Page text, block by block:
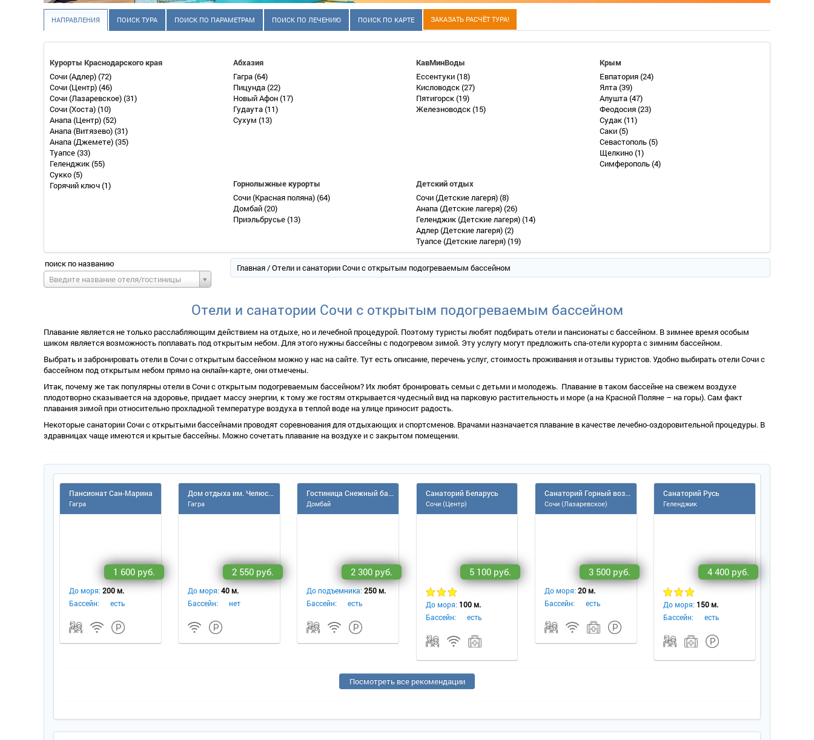
НАПРАВЛЕНИЯ ПОИСК ТУРА ПОИСК ПО ПАРАМЕТРАМ ПОИСК ПО ЛЕЧЕНИЮ ПОИСК ПО КАРТЕ ЗАКАЗАТЬ РАСЧЁТ ТУРА!
Курорты Краснодарского края
Сочи (Адлер)(72)
Сочи (Центр)(46)
Сочи (Лазаревское)(31)
Сочи (Хоста)(10)
Анапа (Центр)(52)
Анапа (Витязево)(31)
Анапа (Джемете)(35)
Туапсе(33)
Геленджик(55)
Сукко(5)
Горячий ключ(1)
Абхазия
Гагра(64)
Пицунда(22)
Новый Афон(17)
Гудаута(11)
Сухум (13)
КавМинВоды
Ессентуки(18)
Кисловодск(27)
Пятигорск(19)
Железноводск(15)
Крым
Евпатория(24)
Ялта(39)
Алушта(47)
Феодосия(23)
Судак(11)
Саки(5)
Севастополь(5)
Щелкино(1)
Симферополь(4)
Горнолыжные курорты
Сочи (Красная поляна)(64)
Домбай(20)
Приэльбрусье(13)
Детский отдых
Сочи (Детские лагеря)(8)
Анапа (Детские лагеря)(26)
Геленджик (Детские лагеря)(14)
Адлер (Детские лагеря)(2)
Туапсе (Детские лагеря)(19)
поиск по названию
Введите название отеля/гостиницы
Главная/ Отели и санатории Сочи с открытым подогреваемым бассейном
Отели и санатории Сочи с открытым подогреваемым бассейном
Плавание является не только расслабляющим действием на отдыхе, но и лечебной процедурой. Поэтому туристы любят подбирать отели и пансионаты с бассейном. В зимнее время особым
шиком является возможность поплавать под открытым небом. Для этого нужны бассейны с подогревом зимой. Эту услугу могут предложить спа-отели курорта с зимним бассейном.
Выбрать и забронировать отели в Сочи с открытым бассейном можно у нас на сайте. Тут есть описание, перечень услуг, стоимость проживания и отзывы туристов. Удобно выбирать отели Сочи с
ассейном под открытым небом прямо на онлайн-карте, они отмечены.
Итак, почему же так популярны отели в Сочи с открытым подогреваемым бассейном? Их любят бронировать семьи с детьми и молодежь. Плавание в таком бассейне на свежем воздухе
плодотворно сказывается на здоровье, придает массу энергии, к тому же гостям открывается чудесный вид на парковую растительность и море (а на Красной Поляне – на горы). Сам факт
плавания зимой при относительно прохладной температуре воздуха в теплой воде на улице приносит радость.
Некоторые санатории Сочи с открытыми бассейнами проводят соревнования для отдыхающих и спортсменов. Врачами назначается плавание в качестве лечебно-оздоровительной процедуры. В
здравницах чаще имеются и крытые бассейны. Можно сочетать плавание на воздухе и с закрытом помещении.
Пансионат Сан-Марина
Гагра
1 600 руб.
До моря:200 м.
Бассейн:
есть
Дом отдыха им. Челюскинце
Гагра
2 550 руб.
До моря:40 м.
Бассейн:
нет
Гостиница Снежный барс
Домбай
2 300 руб.
До подъемника:250 м.
Бассейн:
есть
Санаторий Беларусь
Сочи (Центр)
5 100 руб.
До моря: 100 м.
Бассейн:
есть
Санаторий Горный воздух
Сочи (Лазаревское)
3 500 руб.
До моря:20 м.
Бассейн:
есть
Санаторий Русь
Геленджик
4 400 руб.
До моря: 150 м.
Бассейн:
есть
Посмотреть все рекомендации